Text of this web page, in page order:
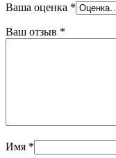
Ваша оценка *
Ваш отзыв *
Имя *